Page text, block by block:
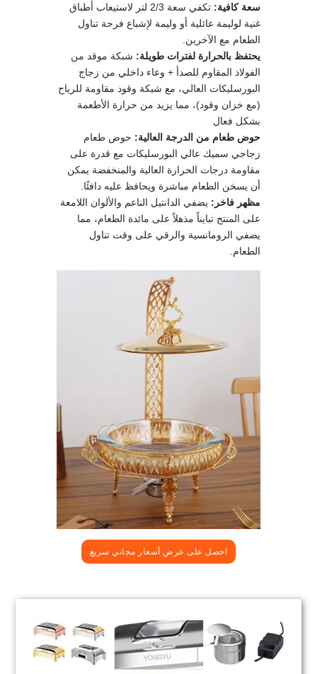
سعة كافية:
تكفي سعة 2/3 لتر لاستيعاب أطباق
غنية لوليمة عائلية أو وليمة لإشباع فرحة تناول
الطعام مع الآخرين.
يحتفظ بالحرارة لفترات طويلة: شبكة موقد من
الفولاذ المقاوم للصدأ + وعاء داخلي من زجاج
البورسليكات العالي، مع شبكة وقود مقاومة للرياح
(مع خزان وقود)، مما يزيد من حرارة الأطعمة
بشكل فعال
حوض طعام من الدرجة العالية: حوض طعام
زجاجي سميك عالي البورسليكات مع قدرة على
مقاومة درجات الحرارة العالية والمنخفضة يمكن
أن يسخن الطعام مباشرة ويحافظ عليه دافئًا.
مظهر فاخر: يضفي الدانتيل الناعم والألوان اللامعة
على المنتج تبايناً مذهلاً على مائدة الطعام، مما
يضفي الرومانسية والرقي على وقت تناول
الطعام.
احصل على عرض أسعار مجاني سريع